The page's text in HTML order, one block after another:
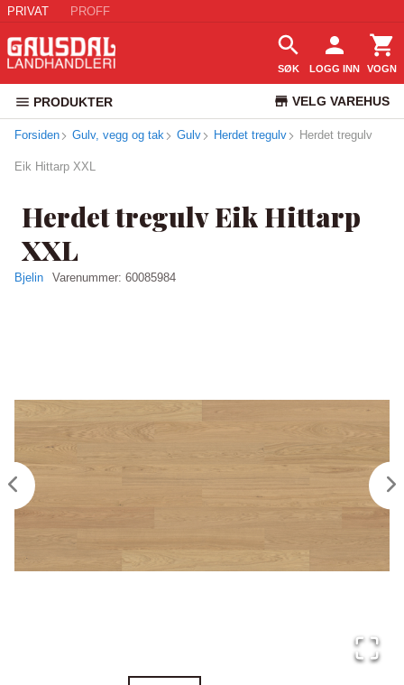
PRIVAT PROFF
SØK LOGG INN VOGN
PRODUKTER VELG VAREHUS
KUNDESERVICE
Forsiden Gulv, vegg og tak Gulv Herdet tregulv Herdet tregulv
Eik Hittarp XXL
Herdet tregulv Eik Hittarp
XXL
Bjelin Varenummer: 60085984